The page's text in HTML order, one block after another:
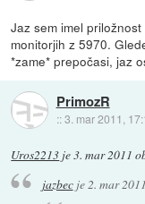
Jaz sem imel
monitorjih z 5970.
*zame* prepočasi, jaz
PrimozR
::3. mar 2011,
Uros2213 je3. mar 2011
jazbecje2. mar